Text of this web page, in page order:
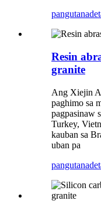
pangutana
Resin
granite
Ang Xiejin
paghimo sa
pagpasinaw
Turkey,
kauban sa
uban pa
pangutana